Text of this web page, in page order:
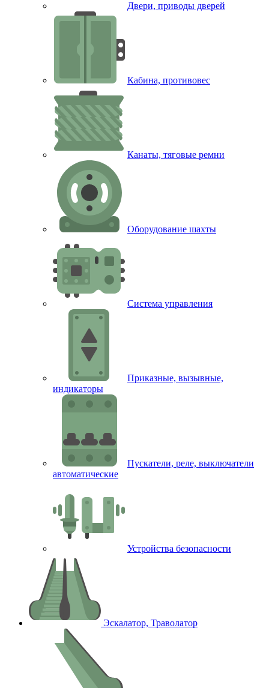
Двери, приводы дверей
Кабина, противовес
Канаты, тяговые ремни
Оборудование шахты
Система управления
Приказные, вызывные,
индикаторы
Пускатели, реле, выключатели
автоматические
Устройства безопасности
Эскалатор, Траволатор